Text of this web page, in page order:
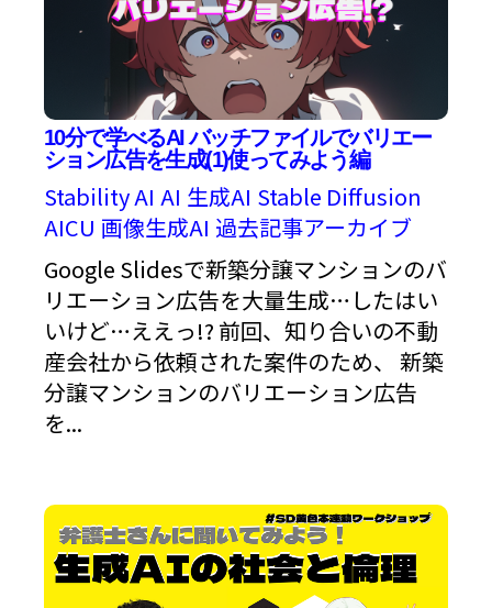
10分で学べるAI バッチファイルでバリエー
ション広告を生成(1)使ってみよう編
Stability AI AI 生成AI Stable Diffusion
AICU 画像生成AI 過去記事アーカイブ
Google Slidesで新築分譲マンションのバ
リエーション広告を大量生成…したはい
いけど…ええっ!? 前回、知り合いの不動
産会社から依頼された案件のため、 新築
分譲マンションのバリエーション広告
を...